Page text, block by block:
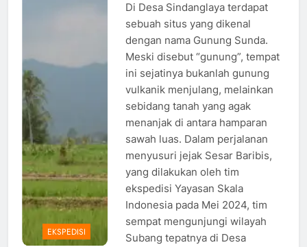
Nugrah
Aryatama
EKSPEDISI
Di Desa Sindanglaya terdapat
sebuah situs yang dikenal
dengan nama Gunung Sunda.
Meski disebut “gunung”, tempat
ini sejatinya bukanlah gunung
vulkanik menjulang, melainkan
sebidang tanah yang agak
menanjak di antara hamparan
sawah luas. Dalam perjalanan
menyusuri jejak Sesar Baribis,
yang dilakukan oleh tim
ekspedisi Yayasan Skala
Indonesia pada Mei 2024, tim
sempat mengunjungi wilayah
Subang tepatnya di Desa